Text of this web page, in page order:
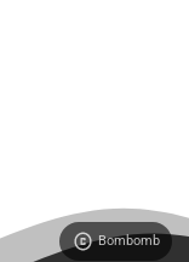
Bombomb